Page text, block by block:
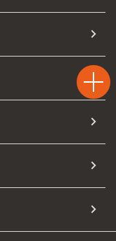
Test
Drive
Chiama